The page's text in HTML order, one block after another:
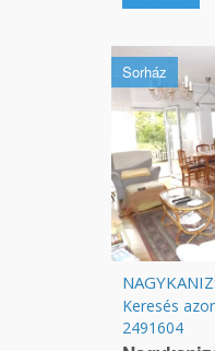
Sorház
Keresés
2491604